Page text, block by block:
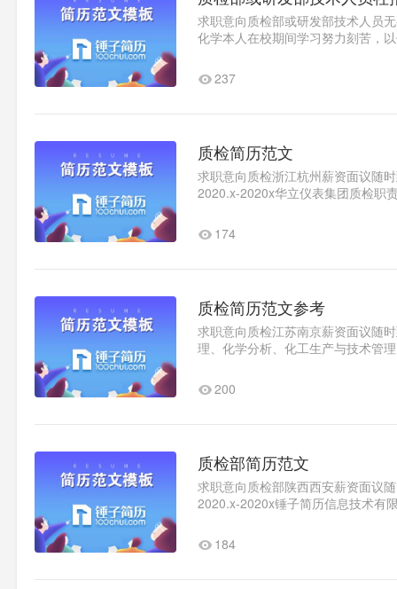
求职意向质检部或研发部技术人员
化学本人在校期间学习努力刻苦，
237
质检简历范文
求职意向质检浙江杭州薪资面议随
2020.x-2020x华立仪表集团质检职
174
质检简历范文参考
求职意向质检江苏南京薪资面议随
理、化学分析、化工生产与技术管
200
质检部简历范文
求职意向质检部陕西西安薪资面议
2020.x-2020x锤子简历信息技术有
184